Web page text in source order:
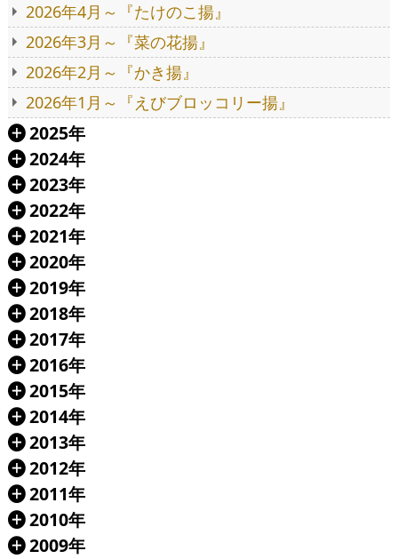
2026年4月～『たけのこ揚』
2026年3月～『菜の花揚』
2026年2月～『かき揚』
2026年1月～『えびブロッコリー揚』
Á 2025年
Á 2024年
Á 2023年
Á 2022年
Á 2021年
Á 2020年
Á 2019年
Á 2018年
Á 2017年
Á 2016年
Á 2015年
Á 2014年
Á 2013年
Á 2012年
Á 2011年
Á 2010年
Á 2009年